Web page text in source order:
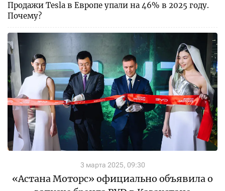
Продажи Tesla в Европе упали на 46% в 2025 году.
Почему?
3 марта 2025, 09:30
«Астана Моторс» официально объявила о